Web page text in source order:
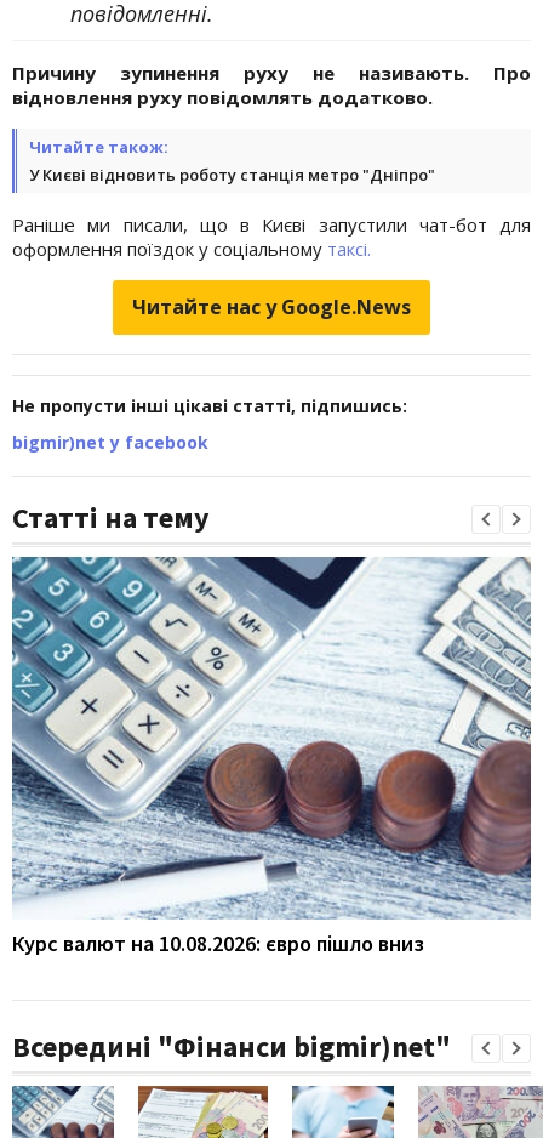
повідомленні.
Причину зупинення руху не називають. Про
відновлення руху повідомлять додатково.
Читайте також:
У Києві відновить роботу станція метро "Дніпро"
Раніше ми писали, що в Києві запустили чат-бот для
оформлення поїздок у соціальному таксі.
Читайте нас у Google.News
Не пропусти інші цікаві статті, підпишись:
bigmir)net у facebook
Статті на тему
Курс валют на 10.08.2026: євро пішло вниз
Всередині "Фінанси bigmir)net"